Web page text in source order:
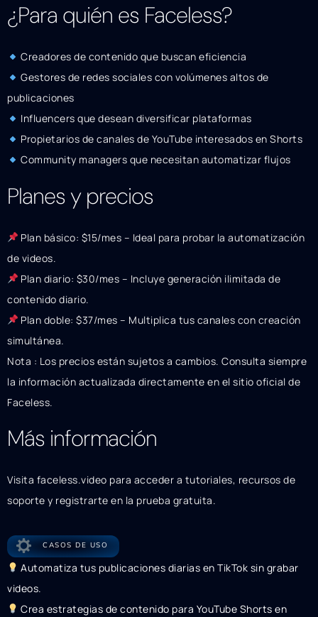
¿Para quién es Faceless?
Creadores de contenido que buscan eficiencia
Gestores de redes sociales con volúmenes altos de
publicaciones
Influencers que desean diversificar plataformas
Propietarios de canales de YouTube interesados en Shorts
Community managers que necesitan automatizar flujos
Planes y precios
Plan básico: $15/mes – Ideal para probar la automatización
de videos.
Plan diario: $30/mes – Incluye generación ilimitada de
contenido diario.
Plan doble: $37/mes – Multiplica tus canales con creación
simultánea.
Nota : Los precios están sujetos a cambios. Consulta siempre
la información actualizada directamente en el sitio oficial de
Faceless.
Más información
Visita faceless.video para acceder a tutoriales, recursos de
soporte y registrarte en la prueba gratuita.
CASOS DE USO
Automatiza tus publicaciones diarias en TikTok sin grabar
videos.
Crea estrategias de contenido para YouTube Shorts en